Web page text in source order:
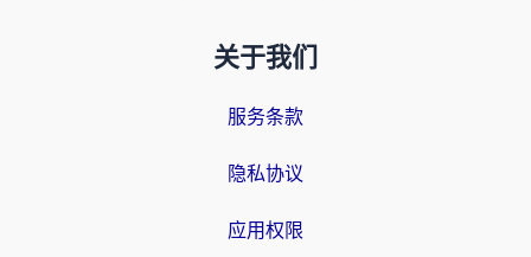
关于我们
服务条款
隐私协议
应用权限